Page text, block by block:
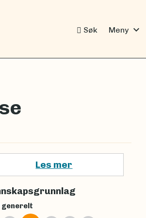
Søk Meny expand_more
Les mer
generelt